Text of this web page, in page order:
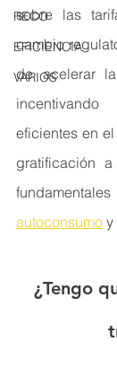
RECO
EFICIENCIA
VARIOS
sobre las
cambio
de acelerar
incentivando
eficientes en
gratificación
autoconsumo y
¿Tengo